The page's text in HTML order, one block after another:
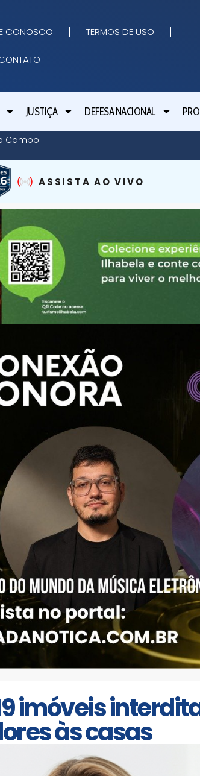
CONOSCO TERMOS DE USO
JUSTIÇA DEFESA NACIONAL
Campo
ASSISTA AO VIVO
imóveis
às casas